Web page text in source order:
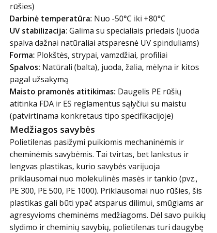
rūšies)
Darbinė temperatūra: Nuo -50°C iki +80°C
UV stabilizacija: Galima su specialiais priedais (juoda
spalva dažnai natūraliai atsparesnė UV spinduliams)
Forma: Plokštės, strypai, vamzdžiai, profiliai
Spalvos: Natūrali (balta), juoda, žalia, mėlyna ir kitos
pagal užsakymą
Maisto pramonės atitikimas: Daugelis PE rūšių
atitinka FDA ir ES reglamentus sąlyčiui su maistu
(patvirtinama konkretaus tipo specifikacijoje)
Medžiagos savybės
Polietilenas pasižymi puikiomis mechaninėmis ir
cheminėmis savybėmis. Tai tvirtas, bet lankstus ir
lengvas plastikas, kurio savybės varijuoja
priklausomai nuo molekulinės masės ir tankio (pvz.,
PE 300, PE 500, PE 1000). Priklausomai nuo rūšies, šis
plastikas gali būti ypač atsparus dilimui, smūgiams ar
agresyvioms cheminėms medžiagoms. Dėl savo puikių
slydimo ir cheminių savybių, polietilenas turi daugybę